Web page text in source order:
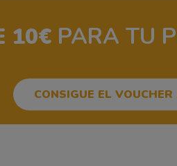
10€PARA TU
CONSIGUE EL